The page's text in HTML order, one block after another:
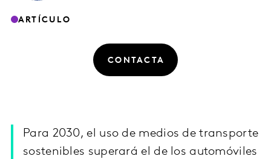
ARTÍCULO
CONTACTA
Para 2030, el uso de medios de transporte
sostenibles superará el de los automóviles